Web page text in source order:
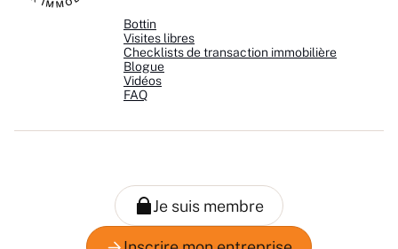
Bottin
Visites libres
Checklists de transaction immobilière
Blogue
Vidéos
FAQ